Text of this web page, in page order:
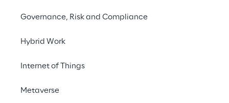
Governance, Risk and Compliance
Hybrid Work
Internet of Things
Metaverse
News